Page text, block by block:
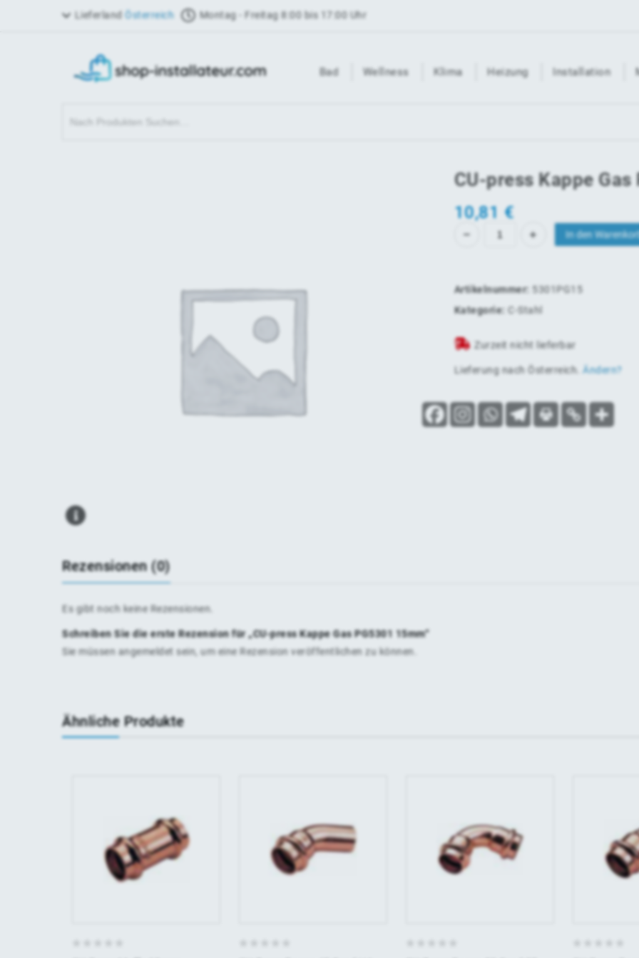
Lieferland Österreich Montag - Freitag 8:00 bis 17:00 Uhr
Bad Wellness Klima Heizung Installation
CU-press Kappe
10,81 €
In den
Artikelnummer: 5301PG15
Kategorie: C-Stahl
Zurzeit nicht lieferbar
Lieferung nach Österreich Ändern?
Rezensionen (0)
Es gibt noch keine Rezensionen.
Schreiben Sie die erste Rezension für „CU-press Kappe Gas PG5301 15mm“
Sie müssen angemeldet sein, um eine Rezension veröffentlichen zu können.
Ähnliche Produkte